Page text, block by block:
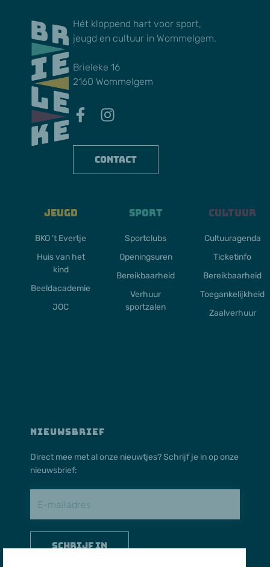
NIEUWSBRIEF
Direct mee met al onze nieuwtjes? Schrijf je in op onze
nieuwsbrief:
Schrijf in
Hét kloppend hart voor sport,
jeugd en cultuur in Wommelgem.
Brieleke 16
2160 Wommelgem
Contact
Jeugd
BKO ’t Evertje
Huis van het
kind
Beeldacademie
JOC
Sport
Sportclubs
Openingsuren
Bereikbaarheid
Verhuur
sportzalen
Cultuur
Cultuuragenda
Ticketinfo
Bereikbaarheid
Toegankelijkheid
Zaalverhuur